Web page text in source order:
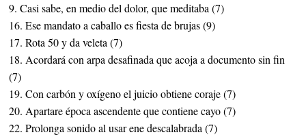
9. Casi sabe, en medio del dolor, que meditaba (7)
16. Ese mandato a caballo es fiesta de brujas (9)
17. Rota 50 y da veleta (7)
18. Acordará con arpa desafinada que acoja a documento sin fin
(7)
19. Con carbón y oxígeno el juicio obtiene coraje (7)
20. Apartare época ascendente que contiene cayo (7)
22. Prolonga sonido al usar ene descalabrada (7)